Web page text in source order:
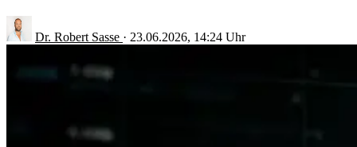
Dr. Robert Sasse · 23.06.2026, 14:24 Uhr